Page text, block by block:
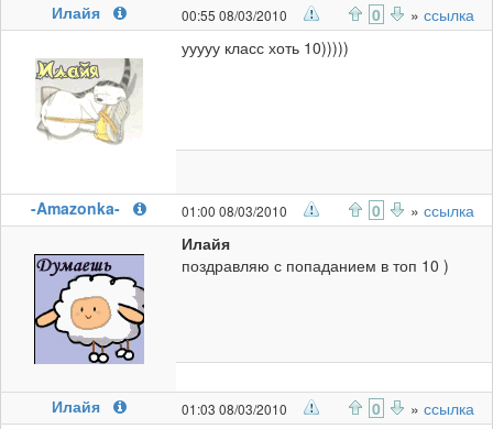
Илайя 00:55 08/03/2010 0 » ссылка
ууууу класс хоть 10)))))
-Amazonka- 01:00 08/03/2010 0 » ссылка
Илайя
поздравляю с попаданием в топ 10 )
Илайя 01:03 08/03/2010 0 » ссылка